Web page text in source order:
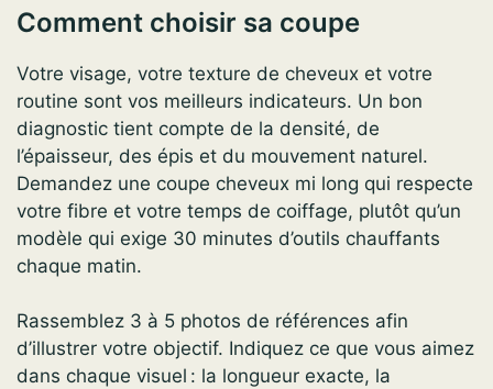
Comment choisir sa coupe
Votre visage, votre texture de cheveux et votre
routine sont vos meilleurs indicateurs. Un bon
diagnostic tient compte de la densité, de
l’épaisseur, des épis et du mouvement naturel.
Demandez une coupe cheveux mi long qui respecte
votre fibre et votre temps de coiffage, plutôt qu’un
modèle qui exige 30 minutes d’outils chauffants
chaque matin.
Rassemblez 3 à 5 photos de références afin
d’illustrer votre objectif. Indiquez ce que vous aimez
dans chaque visuel : la longueur exacte, la